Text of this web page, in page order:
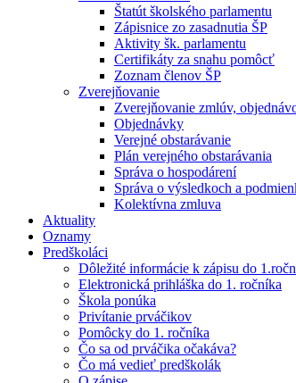
Štatút školského parlamentu
Zápisnice zo zasadnutia ŠP
Aktivity šk. parlamentu
Certifikáty za snahu pomôcť
Zoznam členov ŠP
Zverejňovanie
Zverejňovanie zmlúv,
Objednávky
Verejné obstarávanie
Plán verejného obstarávania
Správa o hospodárení
Správa o výsledkoch a
Kolektívna zmluva
Aktuality
Oznamy
Predškoláci
Dôležité informácie k zápisu do
Elektronická prihláška do 1. ročníka
Škola ponúka
Privítanie prváčikov
Pomôcky do 1. ročníka
Čo sa od prváčika očakáva?
Čo má vedieť predškolák